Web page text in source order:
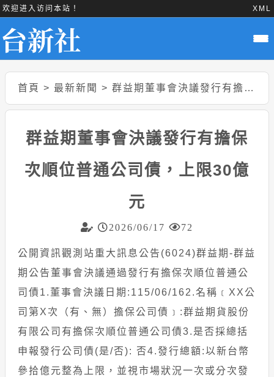
欢迎进入访问本站！ XML
首頁 > 最新新聞 > 群益期董事會決議發行有擔保次順位普通公司債，上限30億元
群益期董事會決議發行有擔保
次順位普通公司債，上限30億
元
2026/06/17 72
公開資訊觀測站重大訊息公告(6024)群益期-群益
期公告董事會決議通過發行有擔保次順位普通公
司債1.董事會決議日期:115/06/162.名稱﹝XX公
司第X次（有、無）擔保公司債﹞:群益期貨股份
有限公司有擔保次順位普通公司債3.是否採總括
申報發行公司債(是/否): 否4.發行總額:以新台幣
參拾億元整為上限，並視市場狀況一次或分次發